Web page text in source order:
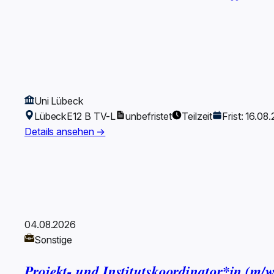
Uni Lübeck
Lübeck E12 B TV-L unbefristet Teilzeit
Frist:
Details ansehen →
04.08.2026
Sonstige